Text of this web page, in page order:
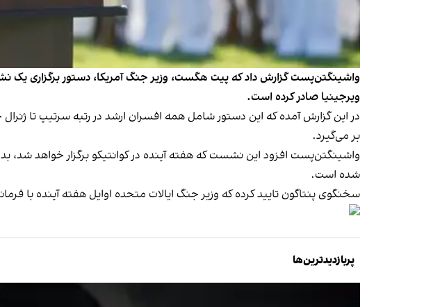
واشینگتن‌پست گزارش داد که پیت هگست، وزیر جنگ آمریکا، دستور برگزاری یک
ویرجینیا صادر کرده است.
در این گزارش آمده که این دستور شامل همه افسران ارشد در رتبه سرتیپ تا
بر می‌گیرد.
واشینگتن‌پست افزود این نشست که هفته آینده در کوانتیکو برگزار خواهد
شده است.
سخنگوی پنتاگون تایید کرده که وزیر جنگ ایالات متحده اوایل هفته آینده با
پربازدیدترین‌ها